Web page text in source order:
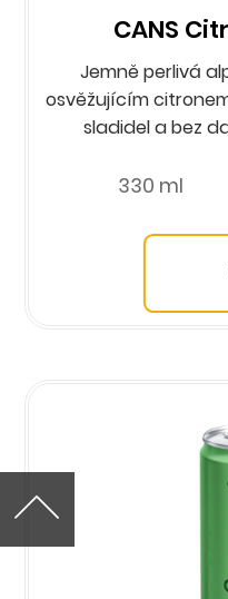
CANS
Jemně perlivá
osvěžujícím
sladidel a bez
330 ml